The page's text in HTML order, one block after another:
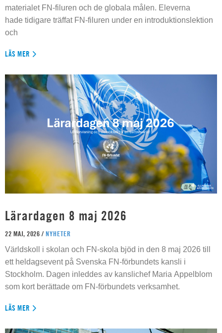
materialet FN-filuren och de globala målen. Eleverna
hade tidigare träffat FN-filuren under en introduktionslektion
och
LÄS MER
Lärardagen 8 maj 2026
22 MAJ, 2026 / NYHETER
Världskoll i skolan och FN-skola bjöd in den 8 maj 2026 till
ett heldagsevent på Svenska FN-förbundets kansli i
Stockholm. Dagen inleddes av kanslichef Maria Appelblom
som kort berättade om FN-förbundets verksamhet.
LÄS MER